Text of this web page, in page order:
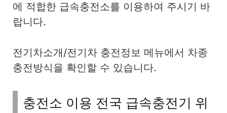
에 적합한 급속충전소를 이용하여 주시기 바
랍니다.
전기차소개/전기차 충전정보 메뉴에서 차종
충전방식을 확인할 수 있습니다.
충전소 이용 전국 급속충전기 위